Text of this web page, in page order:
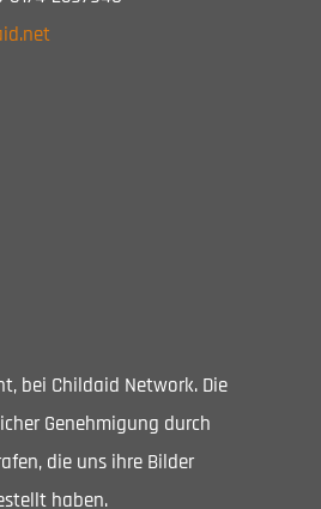
bei Childaid Network. Die
Genehmigung durch
die uns ihre Bilder
haben.